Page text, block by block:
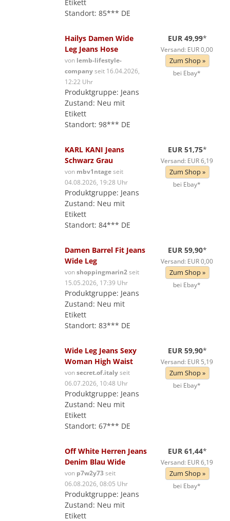
Etikett
Standort: 85*** DE
Hailys Damen Wide
Leg Jeans Hose
von lemb-lifestyle-
companyseit 16.04.2026,
12:22 Uhr
Produktgruppe: Jeans
Zustand: Neu mit
Etikett
Standort: 98*** DE
EUR 49,99*
Versand: EUR 0,00
Zum Shop »
bei Ebay*
KARL KANI Jeans
Schwarz Grau
von mbv1ntageseit
04.08.2026, 19:28 Uhr
Produktgruppe: Jeans
Zustand: Neu mit
Etikett
Standort: 84*** DE
EUR 51,75*
Versand: EUR 6,19
Zum Shop »
bei Ebay*
Damen Barrel Fit Jeans
Wide Leg
vonshoppingmarin2seit
15.05.2026, 17:39 Uhr
Produktgruppe: Jeans
Zustand: Neu mit
Etikett
Standort: 83*** DE
EUR 59,90*
Versand: EUR 0,00
Zum Shop »
bei Ebay*
Wide Leg Jeans Sexy
Woman High Waist
vonsecret.of.italyseit
06.07.2026, 10:48 Uhr
Produktgruppe: Jeans
Zustand: Neu mit
Etikett
Standort: 67*** DE
EUR 59,90*
Versand: EUR 5,19
Zum Shop »
bei Ebay*
Off White Herren Jeans
Denim Blau Wide
von p7w2y73seit
06.08.2026, 08:05 Uhr
Produktgruppe: Jeans
Zustand: Neu mit
Etikett
EUR 61,44*
Versand: EUR 6,19
Zum Shop »
bei Ebay*